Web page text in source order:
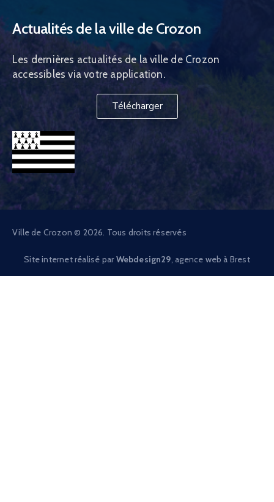
Actualités de la ville de Crozon
Les dernières actualités de la ville de Crozon
accessibles via votre application.
Télécharger
Ville de Crozon © 2026. Tous droits réservés
Site internet réalisé par Webdesign29 , agence web à Brest